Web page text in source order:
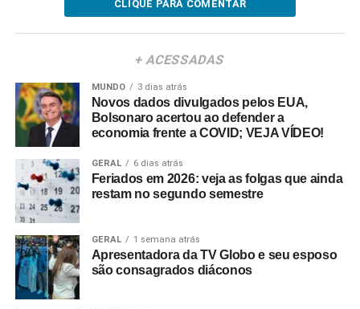
CLIQUE PARA COMENTAR
+ ACESSADAS
MUNDO 3 dias atrás
Novos dados divulgados pelos EUA,
Bolsonaro acertou ao defender a
economia frente a COVID; VEJA VÍDEO!
GERAL 6 dias atrás
Feriados em 2026: veja as folgas que ainda
restam no segundo semestre
GERAL 1 semana atrás
Apresentadora da TV Globo e seu esposo
são consagrados diáconos